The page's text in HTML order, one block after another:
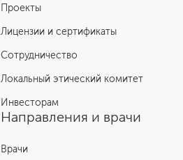
Проекты
Лицензии и сертификаты
Сотрудничество
Локальный этический комитет
Инвесторам
Направления и врачи
Врачи